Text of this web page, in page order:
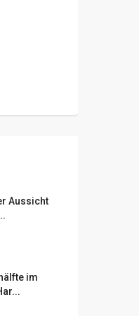
Aussicht
im
DeGiMa-Gruppe
& Investoren)